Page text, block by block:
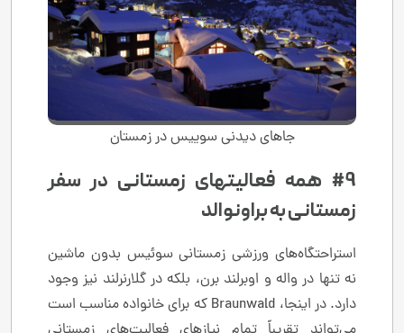
جاهای دیدنی سوییس در زمستان
#9 همه فعالیتهای زمستانی در سفر
زمستانی به براونوالد
استراحتگاه‌های ورزشی زمستانی سوئیس بدون ماشین
نه تنها در واله و اوبرلند برن، بلکه در گلارنرلند نیز وجود
دارد. در اینجا، Braunwald که برای خانواده مناسب است